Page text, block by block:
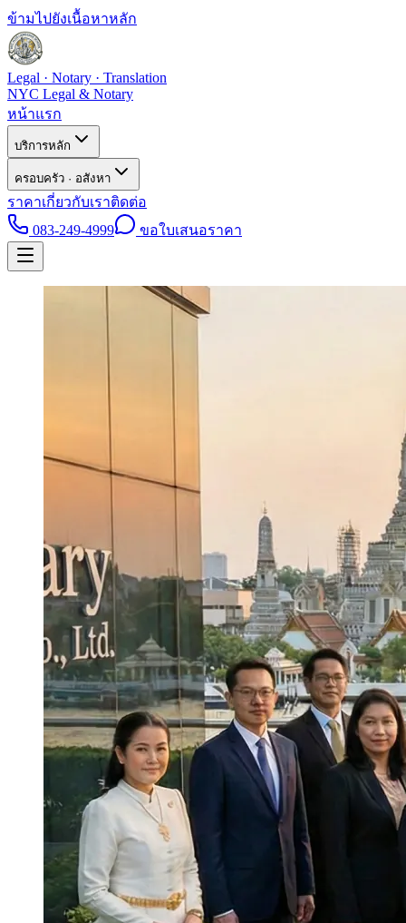
ข้ามไปยังเนื้อหาหลัก
Legal · Notary · Translation
NYC Legal & Notary
หน้าแรก
บริการหลัก
ครอบครัว · อสังหา
ราคาเกี่ยวกับเราติดต่อ
083-249-4999
ขอใบเสนอราคา